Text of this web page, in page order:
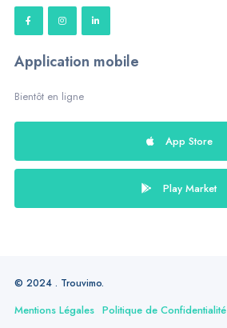
Application mobile
Bientôt en ligne
App Store
Play Market
© 2024 . Trouvimo.
Mentions Légales Politique de Confidentialité